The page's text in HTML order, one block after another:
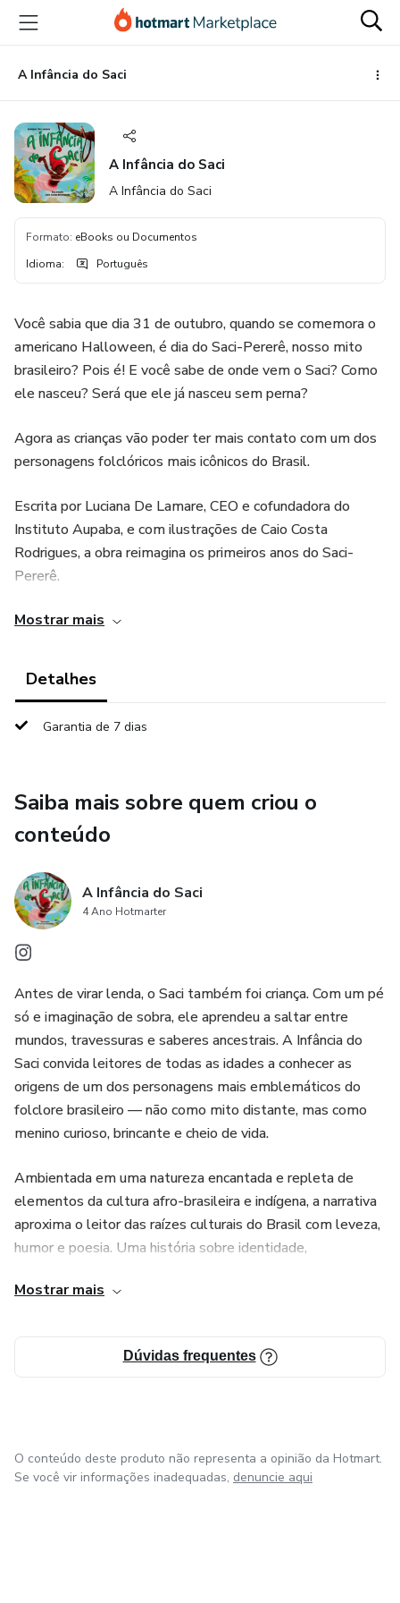
para
conteúdo
principal
para
pagamento
para
rodapé
A Infância do Saci
A Infância do Saci
A Infância do Saci
Formato: eBooks ou Documentos
Idioma: Português
Você sabia que dia 31 de outubro, quando se comemora o
americano Halloween, é dia do Saci-Pererê, nosso mito
brasileiro? Pois é! E você sabe de onde vem o Saci? Como
ele nasceu? Será que ele já nasceu sem perna?
Agora as crianças vão poder ter mais contato com um dos
personagens folclóricos mais icônicos do Brasil.
Escrita por Luciana De Lamare, CEO e cofundadora do
Instituto Aupaba, e com ilustrações de Caio Costa
Rodrigues, a obra reimagina os primeiros anos do Saci-
Pererê.
Foi pensando em desfolclorizar o personagem e valorizar
personagem com atributos e características encantadoras
Saci-Pererê, sua família e sua ancestralidade.
enquanto que as ilustrações lúdicas e de cores vibrantes
atraem o público infantil e ajudam a contar a história,
dominam a leitura. A obra ainda transmite valores
importantes, como respeito e liberdade e as mensagens
estão inseridas de forma natural na narrativa, promovendo
inclusão e representatividade e favorecendo a reflexão.
Mostrar mais
Detalhes
Garantia de 7 dias
Saiba mais sobre quem criou o
conteúdo
A Infância do Saci
4 Ano Hotmarter
Antes de virar lenda, o Saci também foi criança. Com um pé
só e imaginação de sobra, ele aprendeu a saltar entre
mundos, travessuras e saberes ancestrais. A Infância do
Saci convida leitores de todas as idades a conhecer as
origens de um dos personagens mais emblemáticos do
folclore brasileiro — não como mito distante, mas como
menino curioso, brincante e cheio de vida.
Ambientada em uma natureza encantada e repleta de
elementos da cultura afro-brasileira e indígena, a narrativa
aproxima o leitor das raízes culturais do Brasil com leveza,
humor e poesia. Uma história sobre identidade,
perspectiva de quem vive o folclore por dentro.
Ideal para crianças em fase de alfabetização e para todos
que desejam (re)descobrir o Brasil que mora nos nossos
Mostrar mais
Dúvidas frequentes
O conteúdo deste produto não representa a opinião da Hotmart.
Se você vir informações inadequadas, denuncie aqui